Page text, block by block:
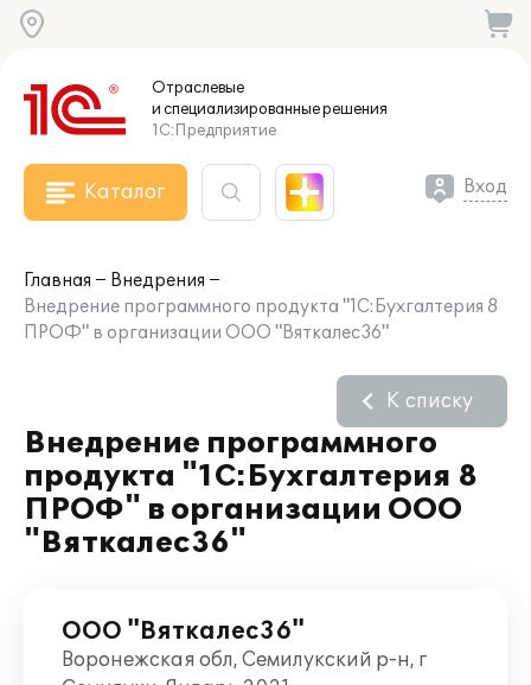
Отраслевые
и специализированныерешения
1С:Предприятие
Каталог Вход
Главная
Внедрения
Внедрение программного продукта "1С:Бухгалтерия 8
ПРОФ" в организации ООО "Вяткалес36"
Внедрение программного
продукта "1С:Бухгалтерия 8
ПРОФ" в организации ООО
"Вяткалес36"
К списку
ООО "Вяткалес36"
Воронежская обл, Семилукский р-н, г